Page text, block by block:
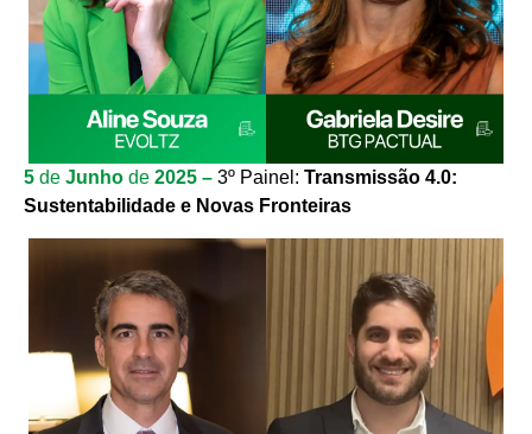
5 de Junho de 2025 – 3º Painel: Transmissão 4.0:
Sustentabilidade e Novas Fronteiras